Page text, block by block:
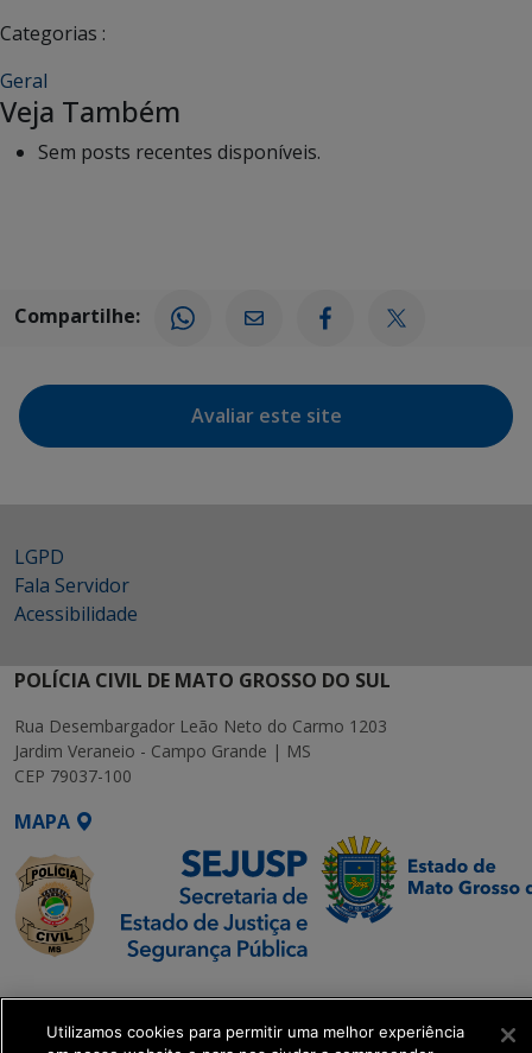
Categorias :
Geral
Veja Também
Sem posts recentes disponíveis.
Compartilhe:
Avaliar este site
LGPD
Fala Servidor
Acessibilidade
POLÍCIA CIVIL DE MATO GROSSO DO SUL
Rua Desembargador Leão Neto do Carmo 1203
Jardim Veraneio - Campo Grande | MS
CEP 79037-100
MAPA
SETDIG | Secretaria-
Executiva de
Utilizamos cookies para permitir uma melhor experiência